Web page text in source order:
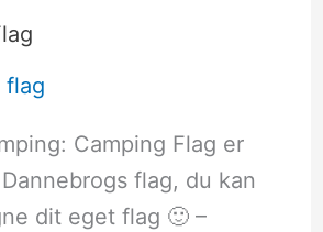
Camping Flag er
flag, du kan
dit eget flag 🙂 –